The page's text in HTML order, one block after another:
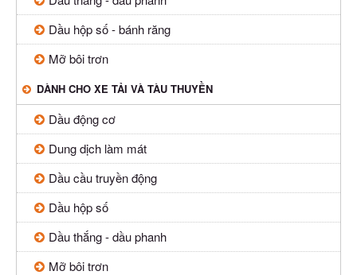
Dầu hộp số - bánh răng
Mỡ bôi trơn
DÀNH CHO XE TẢI VÀ TÀU THUYỀN
Dầu động cơ
Dung dịch làm mát
Dầu cầu truyền động
Dầu hộp số
Dầu thắng - dầu phanh
Mỡ bôi trơn